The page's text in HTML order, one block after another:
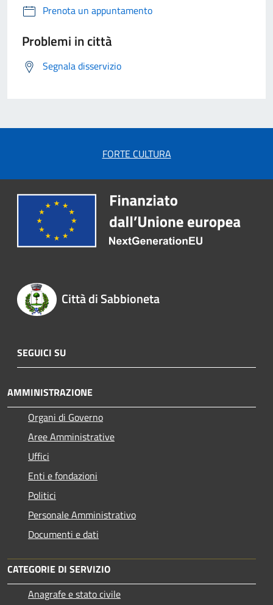
Prenota un appuntamento
Problemi in città
Segnala disservizio
FORTE CULTURA
Città di Sabbioneta
SEGUICI SU
AMMINISTRAZIONE
Organi di Governo
Aree Amministrative
Uffici
Enti e fondazioni
Politici
Personale Amministrativo
Documenti e dati
CATEGORIE DI SERVIZIO
Anagrafe e stato civile